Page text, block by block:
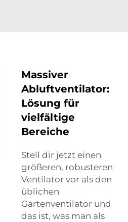
Massiver
Abluftventilator:
Lösung für
vielfältige
Bereiche
Stell dir jetzt einen
größeren, robusteren
Ventilator vor als den
üblichen
Gartenventilator und
das ist, was man als